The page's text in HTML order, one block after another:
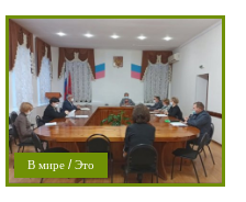
В мире /Это
важно/Мысли в